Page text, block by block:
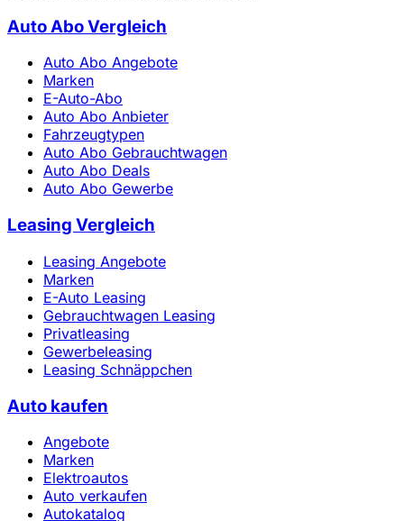
Auto Abo Vergleich
Auto Abo Angebote
Marken
E-Auto-Abo
Auto Abo Anbieter
Fahrzeugtypen
Auto Abo Gebrauchtwagen
Auto Abo Deals
Auto Abo Gewerbe
Leasing Vergleich
Leasing Angebote
Marken
E-Auto Leasing
Gebrauchtwagen Leasing
Privatleasing
Gewerbeleasing
Leasing Schnäppchen
Auto kaufen
Angebote
Marken
Elektroautos
Auto verkaufen
Autokatalog